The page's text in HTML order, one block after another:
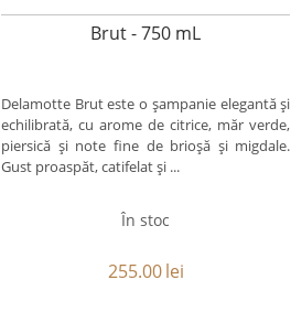
Brut - 750 mL
Delamotte Brut este o șampanie elegantă și
echilibrată, cu arome de citrice, măr verde,
piersică și note fine de brioșă și migdale.
Gust proaspăt, catifelat și ...
În stoc
255.00lei